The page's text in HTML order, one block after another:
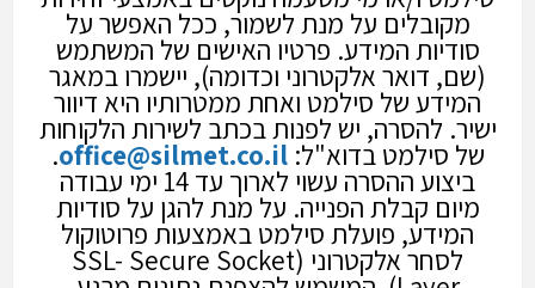
מקובלים על מנת לשמור, ככל האפשר על
סודיות המידע. פרטיו האישים של המשתמש
(שם, דואר אלקטרוני וכדומה), יישמרו במאגר
המידע של סילמט ואחת ממטרותיו היא דיוור
ישיר. להסרה, יש לפנות בכתב לשירות הלקוחות
של סילמט בדוא"ל:office@silmet.co.il
.
ביצוע ההסרה עשוי לארוך עד 14 ימי עבודה
מיום קבלת הפנייה. על מנת להגן על סודיות
המידע, פועלת סילמט באמצעות פרוטוקול
לסחר אלקטרוני (SSL- Secure Socket